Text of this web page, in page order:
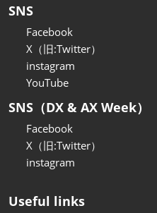
SNS
Facebook
X（旧:Twitter）
instagram
YouTube
SNS（DX & AX Week）
Facebook
X（旧:Twitter）
instagram
Useful links